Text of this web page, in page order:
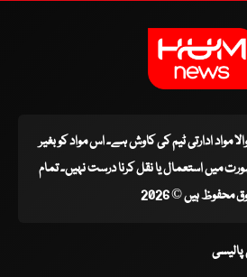
مواد ادارتی ٹیم کی کاوش ہے۔ اس مواد کو بغیر
میں استعمال یا نقل کرنا درست نہیں۔ تمام
محفوظ ہیں © 2026
پالیسی